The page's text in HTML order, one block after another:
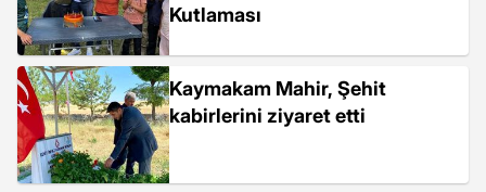
Kutlaması
Kaymakam Mahir, Şehit
kabirlerini ziyaret etti